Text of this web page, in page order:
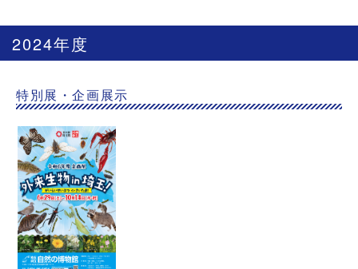
2024年度
特別展・企画展示